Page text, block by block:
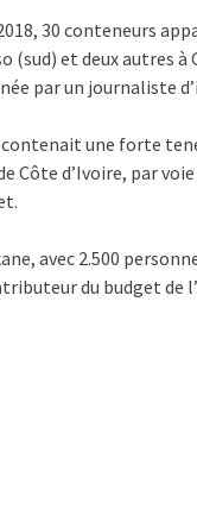
30 conteneurs
(sud) et deux autres
par un journaliste
une forte
Côte d’Ivoire, par
avec 2.500
du budget de